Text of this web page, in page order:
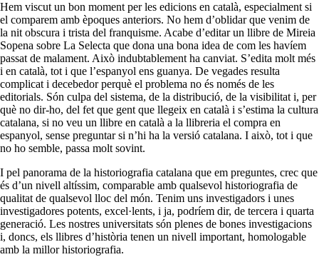
Hem viscut un bon moment per les edicions en català, especialment si
el comparem amb èpoques anteriors. No hem d’oblidar que venim de
la nit obscura i trista del franquisme. Acabe d’editar un llibre de Mireia
Sopena sobre La Selecta que dona una bona idea de com les havíem
passat de malament. Això indubtablement ha canviat. S’edita molt més
i en català, tot i que l’espanyol ens guanya. De vegades resulta
complicat i decebedor perquè el problema no és només de les
editorials. Són culpa del sistema, de la distribució, de la visibilitat i, per
què no dir-ho, del fet que gent que llegeix en català i s’estima la cultura
catalana, si no veu un llibre en català a la llibreria el compra en
espanyol, sense preguntar si n’hi ha la versió catalana. I això, tot i que
no ho semble, passa molt sovint.
I pel panorama de la historiografia catalana que em preguntes, crec que
és d’un nivell altíssim, comparable amb qualsevol historiografia de
qualitat de qualsevol lloc del món. Tenim uns investigadors i unes
investigadores potents, excel·lents, i ja, podríem dir, de tercera i quarta
generació. Les nostres universitats són plenes de bones investigacions
i, doncs, els llibres d’història tenen un nivell important, homologable
amb la millor historiografia.